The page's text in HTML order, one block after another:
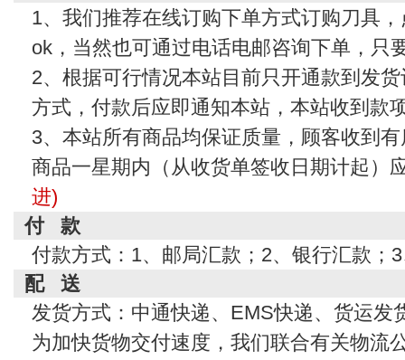
1、我们推荐在线订购下单方式订购刀具，
ok，当然也可通过电话电邮咨询下单，只
2、根据可行情况本站目前只开通款到发
方式，付款后应即通知本站，本站收到款
3、本站所有商品均保证质量，顾客收到
商品一星期内（从收货单签收日期计起）
进)
付 款
付款方式：1、邮局汇款；2、银行汇款；
配 送
发货方式：中通快递、EMS快递、货运发
为加快货物交付速度，我们联合有关物流